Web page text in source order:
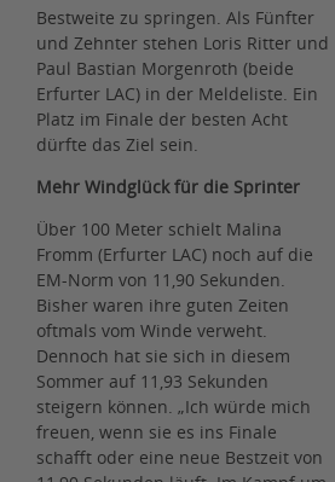
Bestweite zu springen. Als Fünfter
und Zehnter stehen Loris Ritter und
Paul Bastian Morgenroth (beide
Erfurter LAC) in der Meldeliste. Ein
Platz im Finale der besten Acht
dürfte das Ziel sein.
Mehr Windglück für die Sprinter
Über 100 Meter schielt Malina
Fromm (Erfurter LAC) noch auf die
EM-Norm von 11,90 Sekunden.
Bisher waren ihre guten Zeiten
oftmals vom Winde verweht.
Dennoch hat sie sich in diesem
Sommer auf 11,93 Sekunden
steigern können. „Ich würde mich
freuen, wenn sie es ins Finale
schafft oder eine neue Bestzeit von